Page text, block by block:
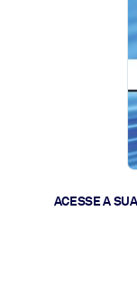
Prepare seus
Facilite o
Upskilling e
futuro.
Construa uma
ACESSE A